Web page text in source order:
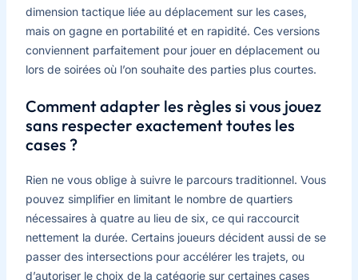
dimension tactique liée au déplacement sur les cases,
mais on gagne en portabilité et en rapidité. Ces versions
conviennent parfaitement pour jouer en déplacement ou
lors de soirées où l’on souhaite des parties plus courtes.
Comment adapter les règles si vous jouez
sans respecter exactement toutes les
cases ?
Rien ne vous oblige à suivre le parcours traditionnel. Vous
pouvez simplifier en limitant le nombre de quartiers
nécessaires à quatre au lieu de six, ce qui raccourcit
nettement la durée. Certains joueurs décident aussi de se
passer des intersections pour accélérer les trajets, ou
d’autoriser le choix de la catégorie sur certaines cases